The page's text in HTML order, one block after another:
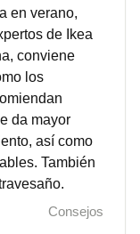
en verano,
de Ikea
conviene
los
da mayor
así como
También
Consejos